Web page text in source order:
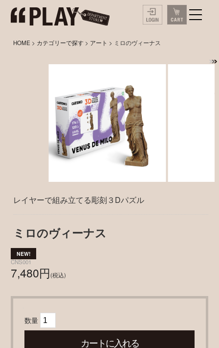
HOME > カテゴリーで探す > アート > ミロのヴィーナス
レイヤーで組み立てる彫刻３Dパズル
ミロのヴィーナス
CNS001
7,480円(税込)
数量